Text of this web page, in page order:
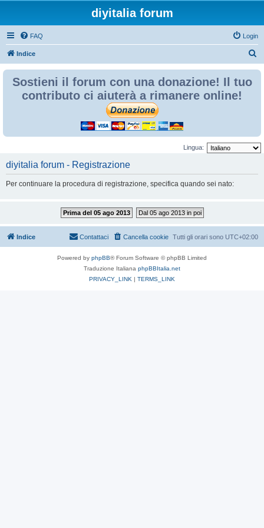
diyitalia forum
FAQ Login
Indice
Sostieni il forum con una donazione! Il tuo
contributo ci aiuterà a rimanere online!
Lingua:
diyitalia forum - Registrazione
Per continuare la procedura di registrazione, specifica quando sei nato:
Prima del 05 ago 2013 Dal 05 ago 2013 in poi
Indice Tutti gli orari sono UTC+02:00
Cancella cookie
Contattaci
Powered by phpBB® Forum Software © phpBB Limited
Traduzione Italiana phpBBItalia.net
PRIVACY_LINK | TERMS_LINK